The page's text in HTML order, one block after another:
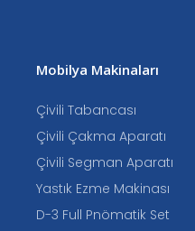
Mobilya Makinaları
Çivili Tabancası
Çivili Çakma Aparatı
Çivili Segman Aparatı
Yastık Ezme Makinası
D-3 Full Pnömatik Set